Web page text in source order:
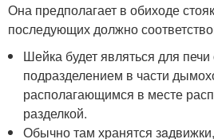
Она предполагает в обиходе
последующих должно
Шейка будет являться для
подразделением в части
располагающимся в месте
разделкой.
Обычно там хранятся